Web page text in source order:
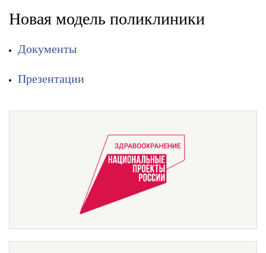
Новая модель поликлиники
Документы
Презентации